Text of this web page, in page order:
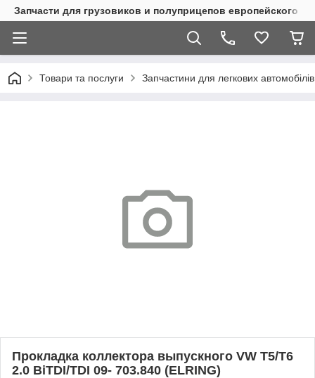
Запчасти для грузовиков и полуприцепов европейского
Товари та послуги Запчастини для легкових автомобілів
Прокладка коллектора выпускного VW T5/T6
2.0 BiTDI/TDI 09- 703.840 (ELRING)